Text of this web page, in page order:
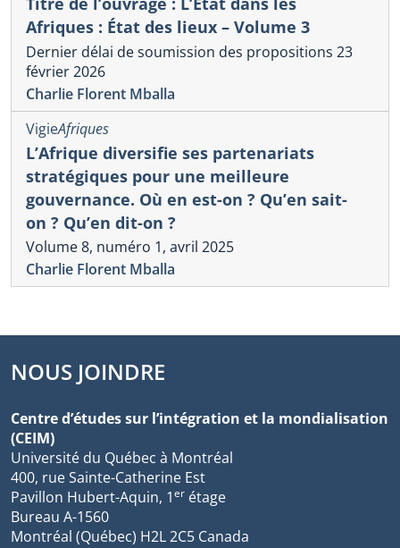
Afriques : État des lieux – Volume 3
Dernier délai de soumission des propositions 23
février 2026
Charlie Florent Mballa
VigieAfriques
L’Afrique diversifie ses partenariats
stratégiques pour une meilleure
gouvernance. Où en est-on ? Qu’en sait-
on ? Qu’en dit-on ?
Volume 8, numéro 1, avril 2025
Charlie Florent Mballa
NOUS JOINDRE
Centre d’études sur l’intégration et la mondialisation
(CEIM)
Université du Québec à Montréal
400, rue Sainte-Catherine Est
Pavillon Hubert-Aquin, 1er étage
Bureau A-1560
Montréal (Québec) H2L 2C5 Canada